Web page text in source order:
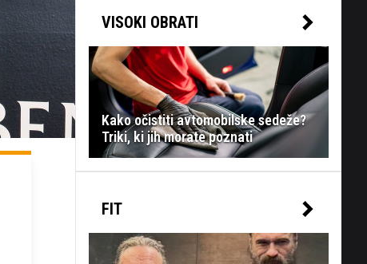
VISOKI OBRATI
Kako očistiti avtomobilske sedeže?
Triki, ki jih morate poznati
FIT